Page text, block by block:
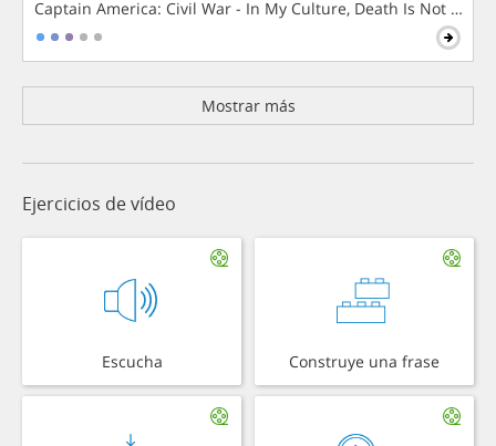
Captain America: Civil War - In My Culture, Death Is Not The
Mostrar más
Ejercicios de vídeo
Escucha Construye una frase